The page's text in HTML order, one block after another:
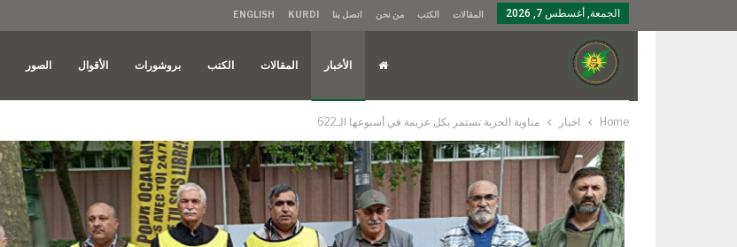
الجمعة, أغسطس 7, 2026 المقالات الكتب من نحن اتصل بنا KURDI
ENGLISH
الأخبار المقالات الكتب بروشورات الأقوال الصور
Home اخبار مناوبة الحرية تستمر بكل عزيمة في أسبوعها الـ622